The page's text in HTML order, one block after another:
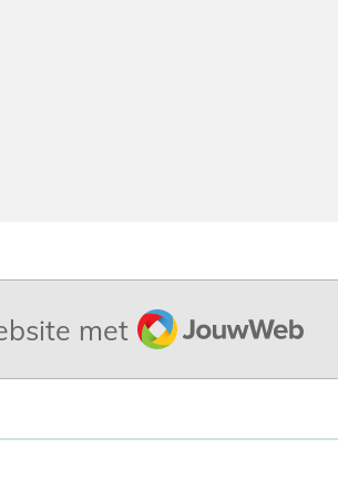
met JouwWeb